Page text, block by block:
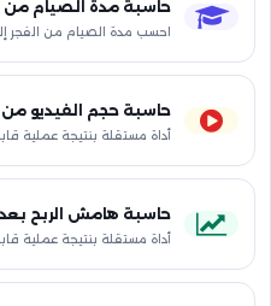
حاسبة مدة الصيام من
احسب مدة الصيام من الفجر
حاسبة حجم الفيديو
أداة مستقلة بنتيجة عملية
حاسبة هامش الربح
أداة مستقلة بنتيجة عملية